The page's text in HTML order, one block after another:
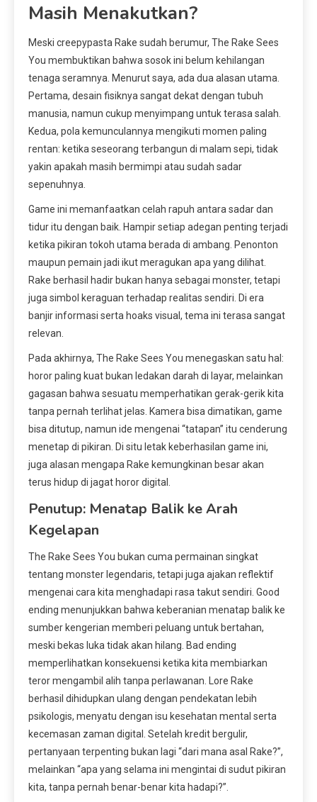
Masih Menakutkan?
Meski creepypasta Rake sudah berumur, The Rake Sees
You membuktikan bahwa sosok ini belum kehilangan
tenaga seramnya. Menurut saya, ada dua alasan utama.
Pertama, desain fisiknya sangat dekat dengan tubuh
manusia, namun cukup menyimpang untuk terasa salah.
Kedua, pola kemunculannya mengikuti momen paling
rentan: ketika seseorang terbangun di malam sepi, tidak
yakin apakah masih bermimpi atau sudah sadar
sepenuhnya.
Game ini memanfaatkan celah rapuh antara sadar dan
tidur itu dengan baik. Hampir setiap adegan penting terjadi
ketika pikiran tokoh utama berada di ambang. Penonton
maupun pemain jadi ikut meragukan apa yang dilihat.
Rake berhasil hadir bukan hanya sebagai monster, tetapi
juga simbol keraguan terhadap realitas sendiri. Di era
banjir informasi serta hoaks visual, tema ini terasa sangat
relevan.
Pada akhirnya, The Rake Sees You menegaskan satu hal:
horor paling kuat bukan ledakan darah di layar, melainkan
gagasan bahwa sesuatu memperhatikan gerak-gerik kita
tanpa pernah terlihat jelas. Kamera bisa dimatikan, game
bisa ditutup, namun ide mengenai “tatapan” itu cenderung
menetap di pikiran. Di situ letak keberhasilan game ini,
juga alasan mengapa Rake kemungkinan besar akan
terus hidup di jagat horor digital.
Penutup: Menatap Balik ke Arah
Kegelapan
The Rake Sees You bukan cuma permainan singkat
tentang monster legendaris, tetapi juga ajakan reflektif
mengenai cara kita menghadapi rasa takut sendiri. Good
ending menunjukkan bahwa keberanian menatap balik ke
sumber kengerian memberi peluang untuk bertahan,
meski bekas luka tidak akan hilang. Bad ending
memperlihatkan konsekuensi ketika kita membiarkan
teror mengambil alih tanpa perlawanan. Lore Rake
berhasil dihidupkan ulang dengan pendekatan lebih
psikologis, menyatu dengan isu kesehatan mental serta
kecemasan zaman digital. Setelah kredit bergulir,
pertanyaan terpenting bukan lagi “dari mana asal Rake?”,
melainkan “apa yang selama ini mengintai di sudut pikiran
kita, tanpa pernah benar-benar kita hadapi?”.